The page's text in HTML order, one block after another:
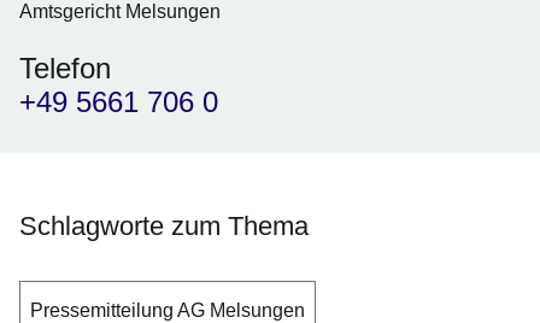
Amtsgericht Melsungen
Telefon
+49 5661 706 0
Schlagworte zum Thema
Pressemitteilung AG Melsungen